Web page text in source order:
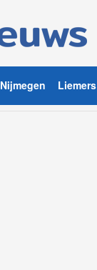
Nijmegen Liemers